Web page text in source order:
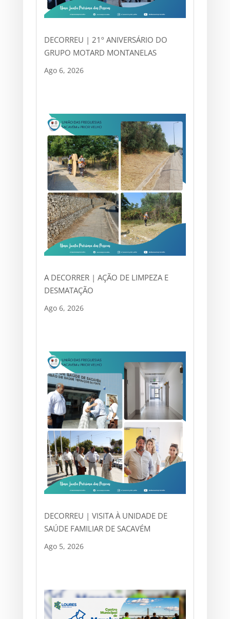
DECORREU | 21º ANIVERSÁRIO DO
GRUPO MOTARD MONTANELAS
Ago 6, 2026
A DECORRER | AÇÃO DE LIMPEZA E
DESMATAÇÃO
Ago 6, 2026
DECORREU | VISITA À UNIDADE DE
SAÚDE FAMILIAR DE SACAVÉM
Ago 5, 2026